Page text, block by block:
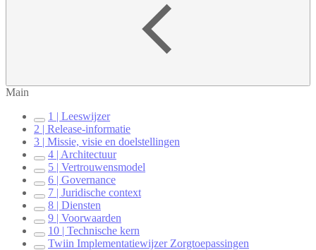
Main
1 | Leeswijzer
2 | Release-informatie
3 | Missie, visie en doelstellingen
4 | Architectuur
5 | Vertrouwensmodel
6 | Governance
7 | Juridische context
8 | Diensten
9 | Voorwaarden
10 | Technische kern
Twiin Implementatiewijzer Zorgtoepassingen